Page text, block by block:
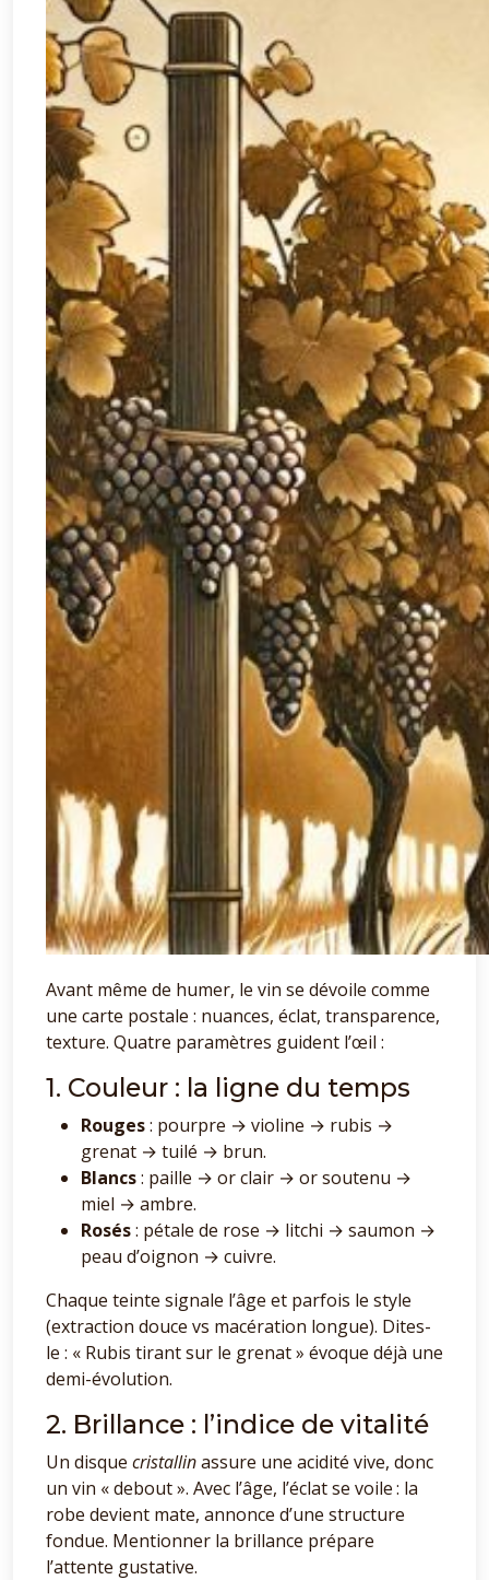
Avant même de humer, le vin se dévoile comme
une carte postale : nuances, éclat, transparence,
texture. Quatre paramètres guident l’œil :
1. Couleur : la ligne du temps
Rouges: pourpre → violine → rubis →
grenat → tuilé → brun.
Blancs: paille → or clair → or soutenu →
miel → ambre.
Rosés: pétale de rose → litchi → saumon →
peau d’oignon → cuivre.
Chaque teinte signale l’âge et parfois le style
(extraction douce vs macération longue). Dites-
le : « Rubis tirant sur le grenat » évoque déjà une
demi-évolution.
2. Brillance : l’indice de vitalité
Un disque cristallinassure une acidité vive, donc
un vin « debout ». Avec l’âge, l’éclat se voile : la
robe devient mate, annonce d’une structure
fondue. Mentionner la brillance prépare
l’attente gustative.